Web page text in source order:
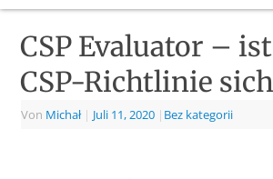
CSP Evaluator –
CSP-Richtlinie
Von Michał | Juli 11, 2020 | Bez kategorii